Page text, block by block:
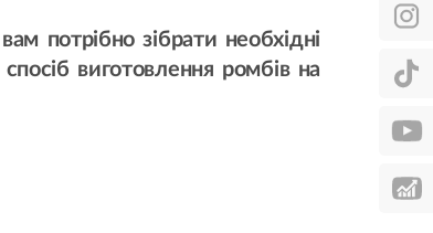
потрібно зібрати необхідні
виготовлення ромбів на